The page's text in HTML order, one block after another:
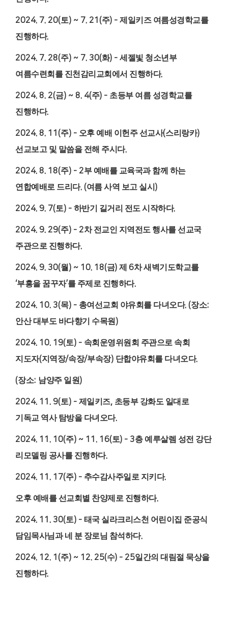
2024. 7. 20(토) ~ 7. 21(주) - 제일키즈 여름성경학교를
진행하다.
2024. 7. 28(주) ~ 7. 30(화) - 세젤빛 청소년부
여름수련회를 진천감리교회에서 진행하다.
2024. 8. 2(금) ~ 8. 4(주) - 초등부 여름 성경학교를
진행하다.
2024. 8. 11(주) - 오후 예배 이헌주 선교사(스리랑카)
선교보고 및 말씀을 전해 주시다.
2024. 8. 18(주) - 2부 예배를 교육국과 함께 하는
연합예배로 드리다. (여름 사역 보고 실시 )
2024. 9. 7(토) - 하반기 길거리 전도 시작하다.
2024. 9. 29(주) - 2차 전교인 지역전도 행사를 선교국
주관으로 진행하다.
2024. 9. 30(월 ) ~ 10. 18(금) 제 6차 새벽기도학교를
‘부흥을 꿈꾸자’를 주제로 진행하다.
2024. 10. 3(목) - 총여선교회 야유회를 다녀오다. (장소:
안산 대부도 바다향기 수목원 )
2024. 10. 19(토) - 속회운영위원회 주관으로 속회
지도자(지역장/속장/부속장) 단합야유회를 다녀오다.
(장소: 남양주 일원)
2024. 11. 9(토) - 제일키즈, 초등부 강화도 일대로
기독교 역사 탐방을 다녀오다.
2024. 11. 10(주) ~ 11. 16(토) - 3층 예루살렘 성전 강단
리모델링 공사를 진행하다.
2024. 11. 17(주) - 추수감사주일로 지키다.
오후 예배를 선교회별 찬양제로 진행하다.
2024. 11. 30(토) - 태국 실라크리스천 어린이집 준공식
담임목사님과 네 분 장로님 참석하다.
2024. 12. 1(주) ~ 12. 25(수) - 25일간의 대림절 묵상을
진행하다.